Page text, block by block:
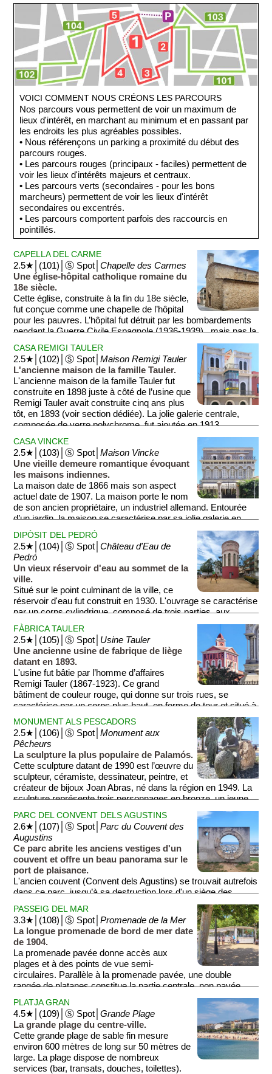
visiter. Le musée est divisé en cinq thématiques (diversité de
la mer Méditerranée, les lieux de pêche selon les saisons, les
professions associées à la pêche, l'évolution des techniques
de pêche, et le futur de la pêche).
VOICI COMMENT NOUS CRÉONS LES PARCOURS
Nos parcours vous permettent de voir un maximum de
lieux d'intérêt, en marchant au minimum et en passant par
les endroits les plus agréables possibles.
• Nous référençons un parking a proximité du début des
parcours rouges.
• Les parcours rouges (principaux - faciles) permettent de
voir les lieux d'intérêts majeurs et centraux.
• Les parcours verts (secondaires - pour les bons
marcheurs) permettent de voir les lieux d'intérêt
secondaires ou excentrés.
• Les parcours comportent parfois des raccourcis en
pointillés.
CAPELLA DEL CARME
2.5★│(101)│Ⓢ Spot│Chapelle des Carmes
Une église-hôpital catholique romaine du
18e siècle.
Cette église, construite à la fin du 18e siècle,
fut conçue comme une chapelle de l’hôpital
pour les pauvres. L’hôpital fut détruit par les bombardements
pendant la Guerre Civile Espagnole (1936-1939) , mais pas la
chapelle. Cette dernière fut transformée en 1999 en espace
artistique et culturel.
CASA REMIGI TAULER
2.5★│(102)│Ⓢ Spot│Maison Remigi Tauler
L'ancienne maison de la famille Tauler.
L'ancienne maison de la famille Tauler fut
construite en 1898 juste à côté de l’usine que
Remigi Tauler avait construite cinq ans plus
tôt, en 1893 (voir section dédiée). La jolie galerie centrale,
composée de verre polychrome, fut ajoutée en 1913.
CASA VINCKE
2.5★│(103)│Ⓢ Spot│Maison Vincke
Une vieille demeure romantique évoquant
les maisons indiennes.
La maison date de 1866 mais son aspect
actuel date de 1907. La maison porte le nom
de son ancien propriétaire, un industriel allemand. Entourée
d’un jardin, la maison se caractérise par sa jolie galerie en
façade et ses décorations de style moderniste. De nos jours,
il s'agit d'un hôtel 4 étoiles.
DIPÒSIT DEL PEDRÓ
2.5★│(104)│Ⓢ Spot│Château d'Eau de
Pedró
Un vieux réservoir d'eau au sommet de la
ville.
Situé sur le point culminant de la ville, ce
réservoir d'eau fut construit en 1930. L'ouvrage se caractérise
par un corps cylindrique, composé de trois parties, aux
nuances roses. La partie centrale se compose d’ouvertures
verticales en arc semi-circulaire.
FÀBRICA TAULER
2.5★│(105)│Ⓢ Spot│ Usine Tauler
Une ancienne usine de fabrique de liège
datant en 1893.
L'usine fut bâtie par l’homme d’affaires
Remigi Tauler (1867-1923). Ce grand
bâtiment de couleur rouge, qui donne sur trois rues, se
caractérise par un corps plus haut, en forme de tour et situé à
un angle, affichant le nom de l’homme d’affaires en lettres
géantes. Ce bâtiment est très représentatif du passé industriel
de la ville lié à l’activité du liège. L’usine ferma en 1994.
MONUMENT ALS PESCADORS
2.5★│(106)│Ⓢ Spot│Monument aux
Pêcheurs
La sculpture la plus populaire de Palamós.
Cette sculpture datant de 1990 est l’œuvre du
sculpteur, céramiste, dessinateur, peintre, et
créateur de bijoux Joan Abras, né dans la région en 1949. La
sculpture représente trois personnages en bronze, un jeune
homme, un vieil homme et une femme, évoquant le métier de
la pêche.
PARC DEL CONVENT DELS AGUSTINS
2.6★│(107)│Ⓢ Spot│Parc du Couvent des
Augustins
Ce parc abrite les anciens vestiges d'un
couvent et offre un beau panorama sur le
port de plaisance.
L'ancien couvent (Convent dels Agustins) se trouvait autrefois
dans ce parc, jusqu’à sa destruction lors d'un siège des
troupes françaises en 1695. Certains éléments de l'ancien
couvent furent installés dans le parc, comme une partie du
cloître (photos 2 et 3) et une rosace (photo 1). Le parc offre
également une jolie vue sur le port de plaisance.
PASSEIG DEL MAR
3.3★│(108)│Ⓢ Spot│Promenade de la Mer
La longue promenade de bord de mer date
de 1904.
La promenade pavée donne accès aux
plages et à des points de vue semi-
circulaires. Parallèle à la promenade pavée, une double
rangée de platanes constitue la partie centrale, non pavée.
Cette promenade fut agrandie et modifiée à de nombreuses
reprises, notamment dans les années 1960 et 1990.
PLATJA GRAN
4.5★│(109)│Ⓢ Spot│Grande Plage
La grande plage du centre-ville.
Cette grande plage de sable fin mesure
environ 600 mètres de long sur 50 mètres de
large. La plage dispose de nombreux
services (bar, transats, douches, toilettes).